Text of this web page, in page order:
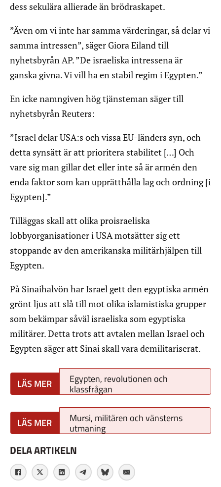
dess sekulära allierade än brödraskapet.
”Även om vi inte har samma värderingar, så delar vi
samma intressen”, säger Giora Eiland till
nyhetsbyrån AP. ”De israeliska intressena är
ganska givna. Vi vill ha en stabil regim i Egypten.”
En icke namngiven hög tjänsteman säger till
nyhetsbyrån Reuters:
”Israel delar USA:s och vissa EU-länders syn, och
detta synsätt är att prioritera stabilitet […] Och
vare sig man gillar det eller inte så är armén den
enda faktor som kan upprätthålla lag och ordning [i
Egypten].”
Tilläggas skall att olika proisraeliska
lobbyorganisationer i USA motsätter sig ett
stoppande av den amerikanska militärhjälpen till
Egypten.
På Sinaihalvön har Israel gett den egyptiska armén
grönt ljus att slå till mot olika islamistiska grupper
som bekämpar såväl israeliska som egyptiska
militärer. Detta trots att avtalen mellan Israel och
Egypten säger att Sinai skall vara demilitariserat.
Egypten, revolutionen och
klassfrågan
Mursi, militären och vänsterns
utmaning
DELA ARTIKELN